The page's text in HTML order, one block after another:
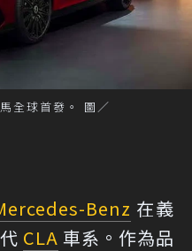
全球首發。 圖／
Benz 在義
CLA 車系。作為品